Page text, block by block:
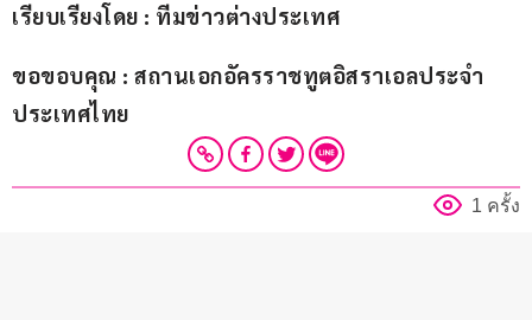
เรียบเรียงโดย : ทีมข่าวต่างประเทศ
ขอขอบคุณ : สถานเอกอัครราชทูตอิสราเอลประจำ
ประเทศไทย
1 ครั้ง